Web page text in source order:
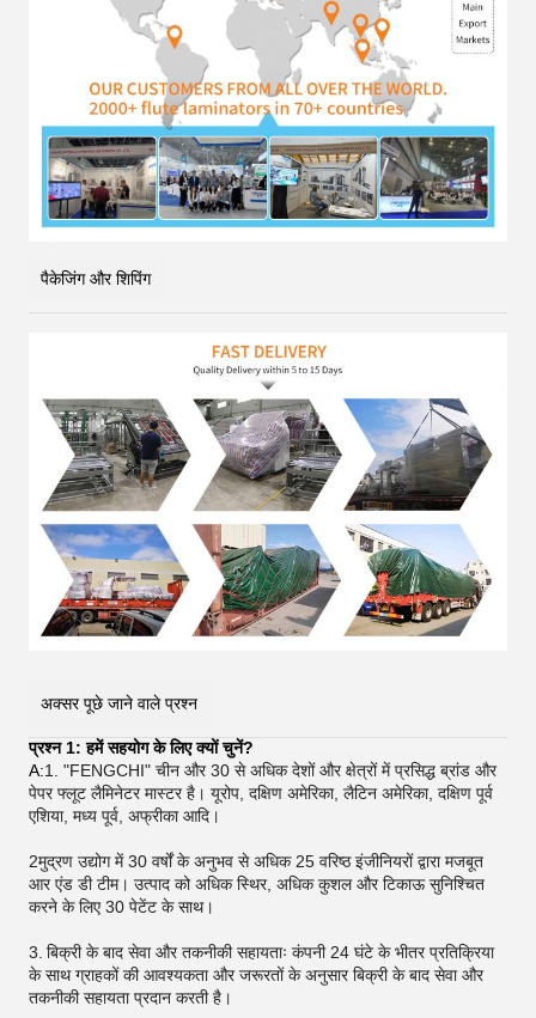
पैकेजिंग और शिपिंग
अक्सर पूछे जाने वाले प्रश्न
प्रश्न 1: हमें सहयोग के लिए क्यों चुनें?
A:1. "FENGCHI" चीन और 30 से अधिक देशों और क्षेत्रों में प्रसिद्ध ब्रांड और
पेपर फ्लूट लैमिनेटर मास्टर है। यूरोप, दक्षिण अमेरिका, लैटिन अमेरिका, दक्षिण पूर्व
एशिया, मध्य पूर्व, अफ्रीका आदि।
2मुद्रण उद्योग में 30 वर्षों के अनुभव से अधिक 25 वरिष्ठ इंजीनियरों द्वारा मजबूत
आर एंड डी टीम। उत्पाद को अधिक स्थिर, अधिक कुशल और टिकाऊ सुनिश्चित
करने के लिए 30 पेटेंट के साथ।
3. बिक्री के बाद सेवा और तकनीकी सहायताः कंपनी 24 घंटे के भीतर प्रतिक्रिया
के साथ ग्राहकों की आवश्यकता और जरूरतों के अनुसार बिक्री के बाद सेवा और
तकनीकी सहायता प्रदान करती है।